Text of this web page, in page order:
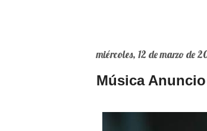
miércoles, 12 de marzo de
Música